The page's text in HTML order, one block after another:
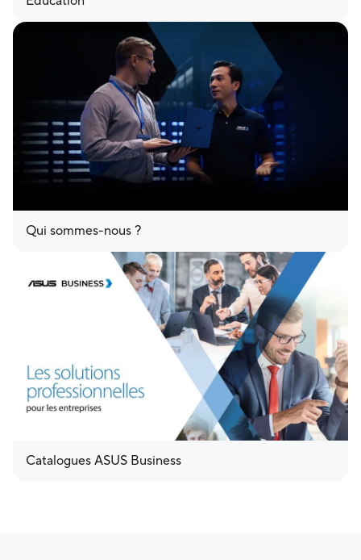
Qui sommes-nous ?
Catalogues ASUS Business